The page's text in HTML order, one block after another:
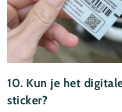
10. Kun je het
sticker?